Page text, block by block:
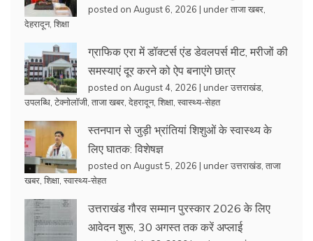
posted on August 6, 2026 | underताजा खबर
देहरादून, शिक्षा
ग्राफिक एरा में डॉक्टर्स एंड डेवलपर्स मीट, मरीजों की
समस्याएं दूर करने को ऐप बनाएंगे छात्र
posted on August 4, 2026 | underउत्तराखंड
उपलब्धि टेक्नोलॉजी ताजा खबर देहरादून, शिक्षा स्वास्थ्य-सेहत
स्तनपान से जुड़ी भ्रांतियां शिशुओं के स्वास्थ्य के
लिए घातक: विशेषज्ञ
posted on August 5, 2026 | underउत्तराखंड ताजा
खबर शिक्षा स्वास्थ्य-सेहत
उत्तराखंड गौरव सम्मान पुरस्कार 2026 के लिए
आवेदन शुरू, 30 अगस्त तक करें अप्लाई